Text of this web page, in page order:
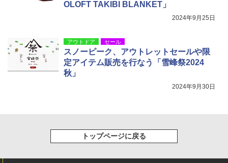
OLOFT TAKIBI BLANKET」
2024年9月25日
アウトドア セール
スノーピーク、アウトレットセールや限
定アイテム販売を行なう「雪峰祭2024
秋」
2024年9月30日
トップページに戻る